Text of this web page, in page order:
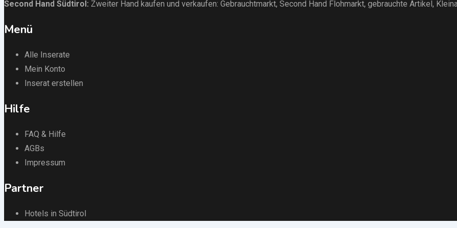
Second Hand Südtirol : Zweiter Hand kaufen und verkaufen: Gebrauchtmarkt, Second Hand Flohmarkt, gebrauchte Artikel ,
Menü
Alle Inserate
Mein Konto
Inserat erstellen
Hilfe
FAQ & Hilfe
AGBs
Impressum
Partner
Hotels in Südtirol